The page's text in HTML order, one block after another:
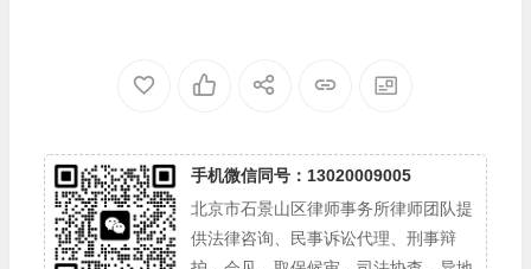
手机微信同号：13020009005
北京市石景山区律师事务所律师团队提
供法律咨询、民事诉讼代理、刑事辩